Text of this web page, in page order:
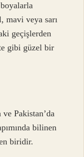
mavi veya sarı
geçişlerden
gibi güzel bir
Pakistan’da
bilinen
biridir.